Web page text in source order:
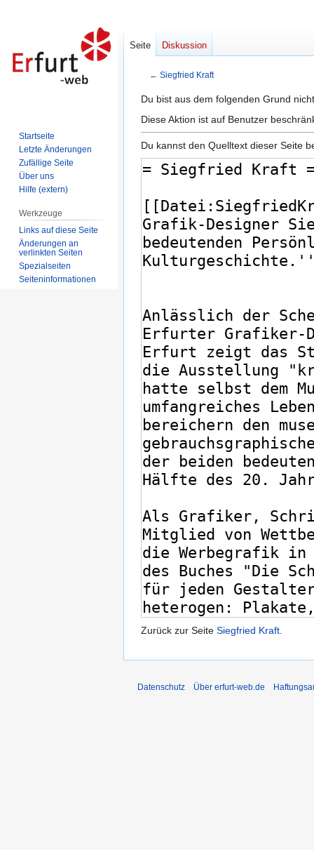
← Siegfried Kraft
Zur
Navigation
springen
Zur
Suche
springen
Du bist aus dem folgenden Grund
Diese Aktion ist auf Benutzer
Du kannst den Quelltext dieser Seite
Zurück zur Seite Siegfried Kraft
Seite Diskussion
Startseite
Letzte Änderungen
Zufällige Seite
Über uns
Hilfe (extern)
Werkzeuge
Links auf diese Seite
Änderungen an
verlinkten Seiten
Spezialseiten
Seiten­informationen
Datenschutz Über erfurt-web.de